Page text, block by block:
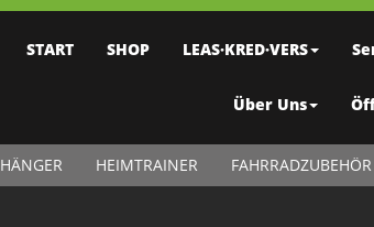
START SHOP LEAS·KRED·VERS
Über Uns
HEIMTRAINER FAHRRADZUBEHÖR